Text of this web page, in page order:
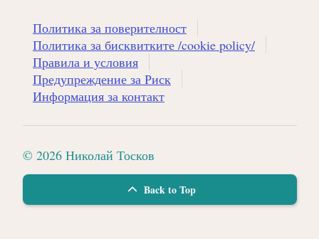
Политика за поверителност
Политика за бисквитките /cookie policy/
Правила и условия
Предупреждение за Риск
Информация за контакт
© 2026 Николай Тосков
Back to Top